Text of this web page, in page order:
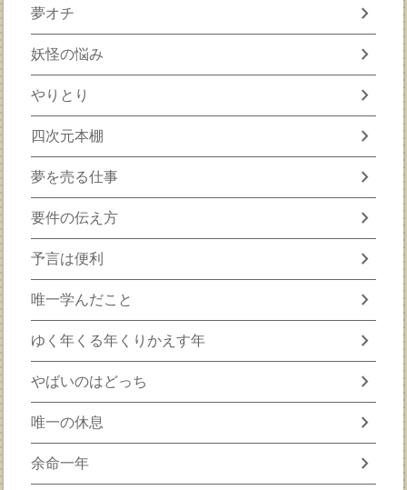
夢オチ chevron_right
妖怪の悩み chevron_right
やりとり chevron_right
四次元本棚 chevron_right
夢を売る仕事 chevron_right
要件の伝え方 chevron_right
予言は便利 chevron_right
唯一学んだこと chevron_right
ゆく年くる年くりかえす年 chevron_right
やばいのはどっち chevron_right
唯一の休息 chevron_right
余命一年 chevron_right